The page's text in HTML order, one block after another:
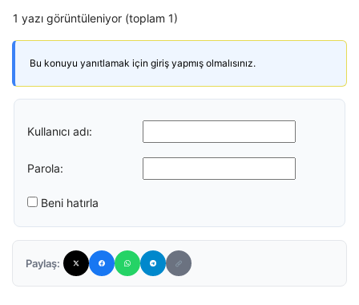
1 yazı görüntüleniyor (toplam 1)
Bu konuyu yanıtlamak için giriş yapmış olmalısınız.
Kullanıcı adı:
Parola:
Beni hatırla
Paylaş: